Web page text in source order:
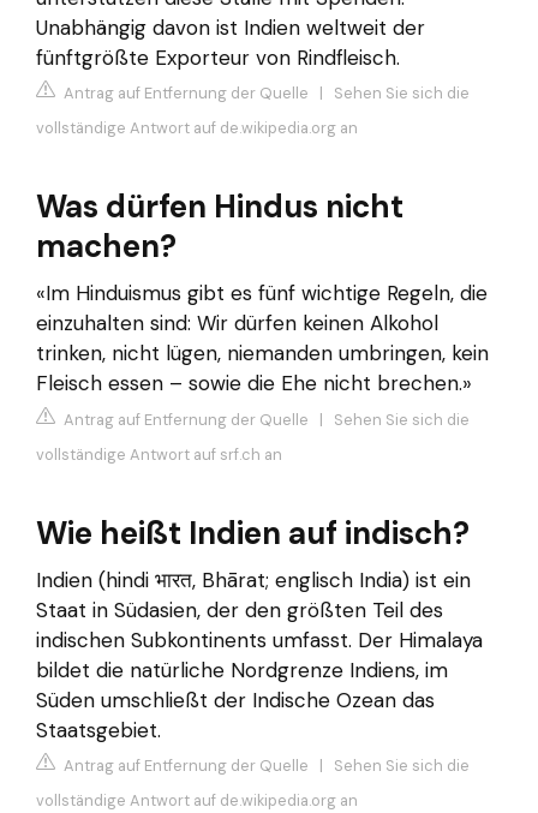
Unabhängig davon ist Indien weltweit der
fünftgrößte Exporteur von Rindfleisch.
Antrag auf Entfernung der Quelle | Sehen Sie sich die
vollständige Antwort auf de.wikipedia.org an
Was dürfen Hindus nicht
machen?
«Im Hinduismus gibt es fünf wichtige Regeln, die
einzuhalten sind: Wir dürfen keinen Alkohol
trinken, nicht lügen, niemanden umbringen, kein
Fleisch essen – sowie die Ehe nicht brechen.»
Antrag auf Entfernung der Quelle | Sehen Sie sich die
vollständige Antwort auf srf.ch an
Wie heißt Indien auf indisch?
Indien (hindi भारत, Bhārat; englisch India) ist ein
Staat in Südasien, der den größten Teil des
indischen Subkontinents umfasst. Der Himalaya
bildet die natürliche Nordgrenze Indiens, im
Süden umschließt der Indische Ozean das
Staatsgebiet.
Antrag auf Entfernung der Quelle | Sehen Sie sich die
vollständige Antwort auf de.wikipedia.org an